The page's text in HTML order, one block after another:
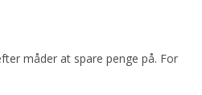
måder at spare penge på. For